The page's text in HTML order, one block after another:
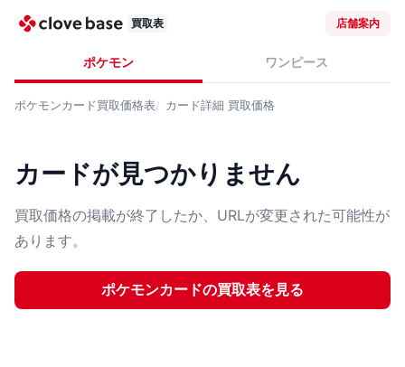
買取表 店舗案内
ポケモン ワンピース
ポケモンカード買取価格表 カード詳細 買取価格
カードが見つかりません
買取価格の掲載が終了したか、URLが変更された可能性が
あります。
ポケモンカードの買取表を見る